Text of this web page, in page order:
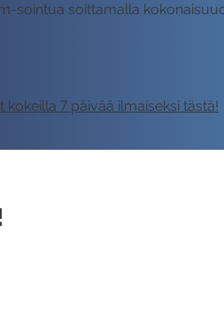
sointua soittamalla
kokeilla 7 päivää ilmaiseksi tästä!